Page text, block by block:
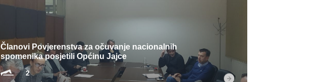
Članovi Povjerenstva za očuvanje nacionalnih
spomenika posjetili Općinu Jajce
2